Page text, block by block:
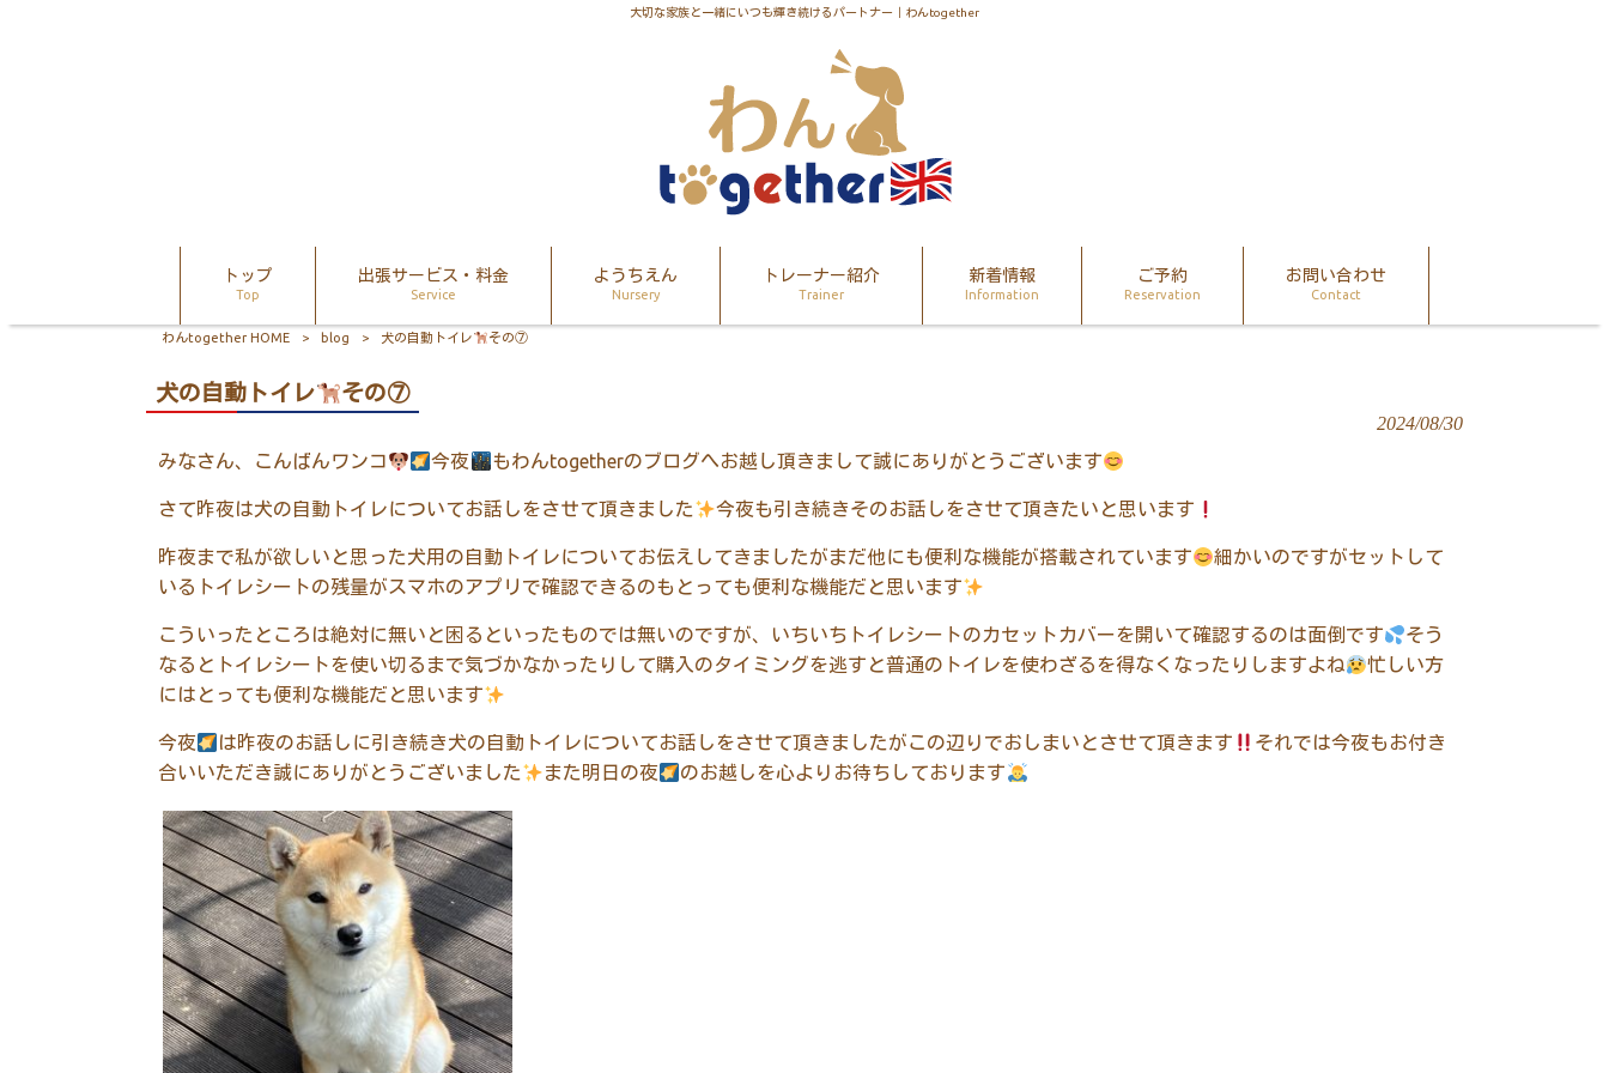
大切な家族と一緒にいつも輝き続けるパートナー｜わんtogether
トップ
Top
出張サービス・料金
Service
ようちえん
Nursery
トレーナー紹介
Trainer
新着情報
Information
ご予約
Reservation
お問い合わせ
Contact
わんtogether HOME > blog > 犬の自動トイレ その⑦
犬の自動トイレ その⑦
2024/08/30
みなさん、こんばんワンコ 今夜 もわんtogetherのブログへお越し頂きまして誠にありがとうございます
さて昨夜は犬の自動トイレについてお話しをさせて頂きました 今夜も引き続きそのお話しをさせて頂きたいと思います
昨夜まで私が欲しいと思った犬用の自動トイレについてお伝えしてきましたがまだ他にも便利な機能が搭載されています
細かいのですがセットして
いるトイレシートの残量がスマホのアプリで確認できるのもとっても便利な機能だと思います
こういったところは絶対に無いと困るといったものでは無いのですが、いちいちトイレシートのカセットカバーを開いて確認するのは面倒です
そう
なるとトイレシートを使い切るまで気づかなかったりして購入のタイミングを逃すと普通のトイレを使わざるを得なくなったりしますよね
忙しい方
にはとっても便利な機能だと思います
今夜 は昨夜のお話しに引き続き犬の自動トイレについてお話しをさせて頂きましたがこの辺りでおしまいとさせて頂きます
それでは今夜もお付き
合いいただき誠にありがとうございました
また明日の夜 のお越しを心よりお待ちしております